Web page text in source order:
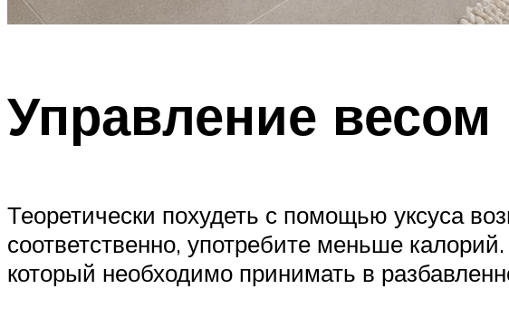
Управление весом
Теоретически похудеть с помощью уксуса
соответственно, употребите меньше
который необходимо принимать в